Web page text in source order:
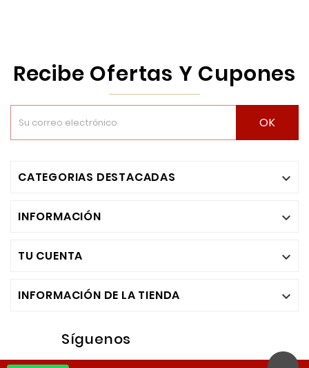
Recibe Ofertas Y Cupones
OK
CATEGORIAS DESTACADAS 
INFORMACIÓN 
TU CUENTA 
INFORMACIÓN DE LA TIENDA 
Síguenos